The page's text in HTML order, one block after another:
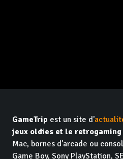
GameTrip est un site d'
jeux oldies et le retrogaming
Mac, bornes d'arcade ou
Game Boy, Sony PlayStation,